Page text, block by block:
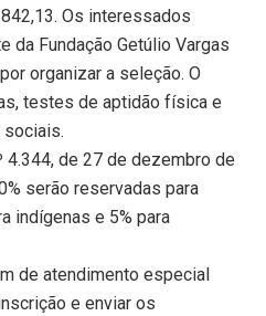
Os interessados
da Fundação Getúlio Vargas
organizar a seleção. O
testes de aptidão física e
4.344, de 27 de dezembro de
serão reservadas para
indígenas e 5% para
de atendimento especial
e enviar os